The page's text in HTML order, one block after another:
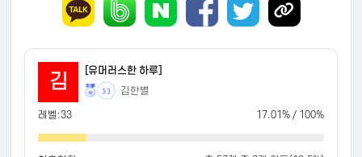
김
[유머러스한 하루]
33 김한별
레벨:33 17.01% / 100%